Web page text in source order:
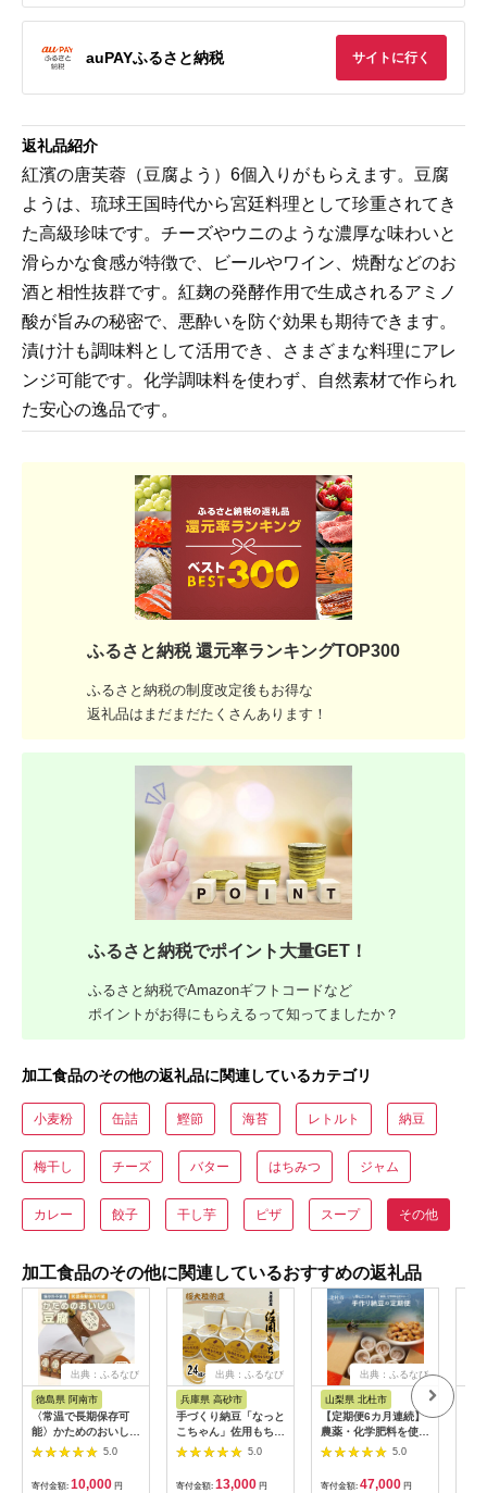
auPAYふるさと納税 サイトに行く
返礼品紹介
紅濱の唐芙蓉（豆腐よう）6個入りがもらえます。豆腐
ようは、琉球王国時代から宮廷料理として珍重されてき
た高級珍味です。チーズやウニのような濃厚な味わいと
滑らかな食感が特徴で、ビールやワイン、焼酎などのお
酒と相性抜群です。紅麹の発酵作用で生成されるアミノ
酸が旨みの秘密で、悪酔いを防ぐ効果も期待できます。
漬け汁も調味料として活用でき、さまざまな料理にアレ
ンジ可能です。化学調味料を使わず、自然素材で作られ
た安心の逸品です。
ふるさと納税 還元率ランキングTOP300
ふるさと納税の制度改定後もお得な
返礼品はまだまだたくさんあります！
ふるさと納税でポイント大量GET！
ふるさと納税でAmazonギフトコードなど
ポイントがお得にもらえるって知ってましたか？
加工食品のその他の返礼品に関連しているカテゴリ
小麦粉 缶詰 鰹節 海苔 レトルト 納豆
梅干し チーズ バター はちみつ ジャム
カレー 餃子 干し芋 ピザ スープ その他
加工食品のその他に関連しているおすすめの返礼品
出典：ふるなび
徳島県 阿南市
〈常温で長期保存可
能〉かためのおいしい
豆腐300g×12個 ロ
ーリングストックにお
勧め【1564992】
5.0
寄付金額: 10,000 円
出典：ふるなび
兵庫県 高砂市
手づくり納豆「なっと
こちゃん」佐用もち大
豆 24個入【兵庫県 高
5.0
寄付金額: 13,000 円
出典：ふるなび
山梨県 北杜市
【定期便6カ月連続】
農薬・化学肥料を使用
していない手作り納豆
5.0
寄付金額: 47,000 円